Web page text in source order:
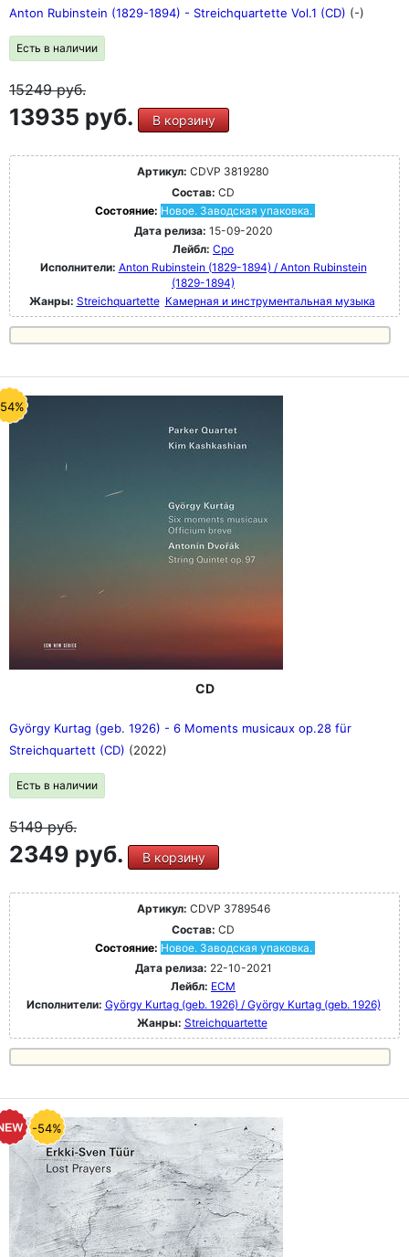
Anton Rubinstein (1829-1894) - Streichquartette Vol.1 (CD) (-)
Есть в наличии
15249руб.
13935 руб. В корзину
Артикул: CDVP 3819280
Состав: CD
Состояние: Новое. Заводская упаковка.
Дата релиза: 15-09-2020
Лейбл: Cpo
Исполнители: Anton Rubinstein (1829-1894) / Anton Rubinstein
(1829-1894)
Жанры: Streichquartette Камерная и инструментальная музыка
CD
György Kurtag (geb. 1926) - 6 Moments musicaux op.28 für
Streichquartett (CD) (2022)
Есть в наличии
5149руб.
2349 руб. В корзину
Артикул: CDVP 3789546
Состав: CD
Состояние: Новое. Заводская упаковка.
Дата релиза: 22-10-2021
Лейбл: ECM
Исполнители: György Kurtag (geb. 1926) / György Kurtag (geb. 1926)
Жанры: Streichquartette
-54%